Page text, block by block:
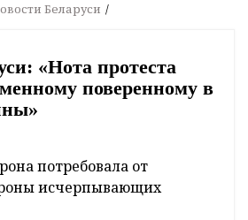
Беларуси
«Нота протеста
поверенному в
потребовала от
исчерпывающих